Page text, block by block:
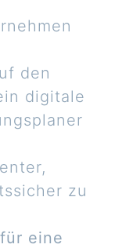
den
digitale
zu
eine